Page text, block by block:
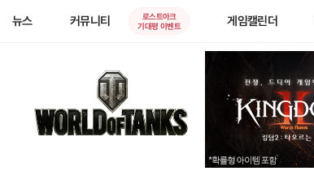
뉴스 커뮤니티
로스트아크
기대평 이벤트
게임캘린더